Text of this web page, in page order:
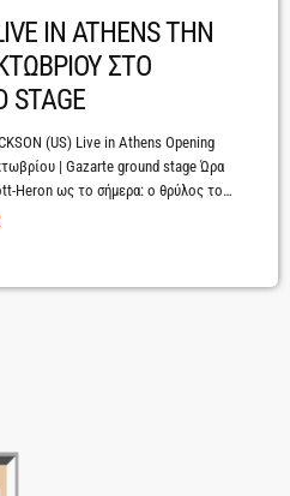
IN ATHENS ΤΗΝ
ΣΤΟ
STAGE
(US) Live in Athens Opening
| Gazarte ground stage Ώρα
Heron ως το σήμερα: o θρύλος του
φορά στην Ελλάδα! Προμηθευτείτε
φωνές που δεν ξεθωριάζουν